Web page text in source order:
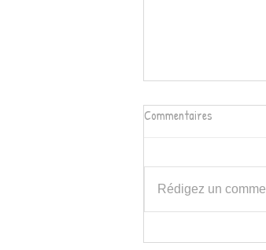
Portes ouvertes
Commentaires
Rédigez un